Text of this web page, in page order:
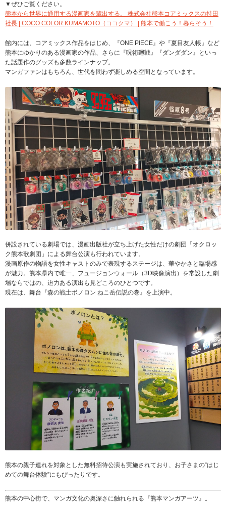
▼ぜひご覧ください。
熊本から世界に通用する漫画家を輩出する。 株式会社熊本コアミックスの持田
社長 | COCO COLOR KUMAMOTO（ココクマ） | 熊本で働こう！暮らそう！
館内には、コアミックス作品をはじめ、『ONE PIECE』や『夏目友人帳』など
熊本にゆかりのある漫画家の作品、さらに『呪術廻戦』『ダンダダン』といっ
た話題作のグッズも多数ラインナップ。
マンガファンはもちろん、世代を問わず楽しめる空間となっています。
併設されている劇場では、漫画出版社が立ち上げた女性だけの劇団「オクロッ
ク熊本歌劇団」による舞台公演も行われています。
漫画原作の物語を女性キャストのみで表現するステージは、華やかさと臨場感
が魅力。熊本県内で唯一、フュージョンウォール（3D映像演出）を常設した劇
場ならではの、迫力ある演出も見どころのひとつです。
現在は、舞台『森の戦士ボノロン ねこ岳伝説の巻』を上演中。
熊本の親子連れを対象とした無料招待公演も実施されており、お子さまの“はじ
めての舞台体験”にもぴったりです。
熊本の中心街で、マンガ文化の奥深さに触れられる『熊本マンガアーツ』。